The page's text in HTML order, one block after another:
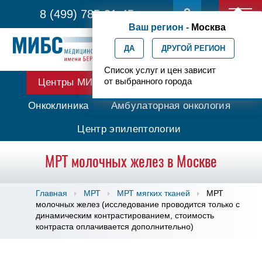
8 (499) 785-91-45
Ваш регион - Москва
ДА ДРУГОЙ РЕГИОН
Список услуг и цен зависит
от выбранного города
Центры МИБС Протонная терапия
Онкоклиника Амбулаторная онкология
Центр эпилептологии
МРТ молочных желез в Москве
Главная МРТ МРТ мягких тканей
МРТ
молочных желез (исследование проводится только с
динамическим контрастированием, стоимость
контраста оплачивается дополнительно)